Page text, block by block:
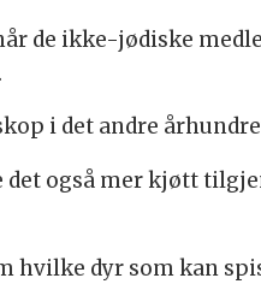
de ikke-jødiske
i det andre
det også mer kjøtt
dyr som kan